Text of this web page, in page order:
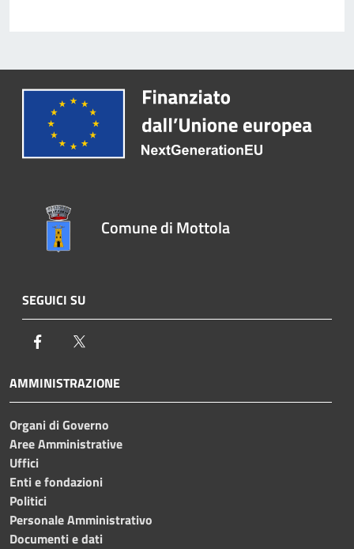
Comune di Mottola
SEGUICI SU
Facebook
AMMINISTRAZIONE
Organi di Governo
Aree Amministrative
Uffici
Enti e fondazioni
Politici
Personale Amministrativo
Documenti e dati